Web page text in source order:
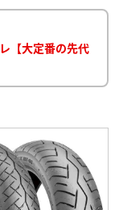
【大定番の先代